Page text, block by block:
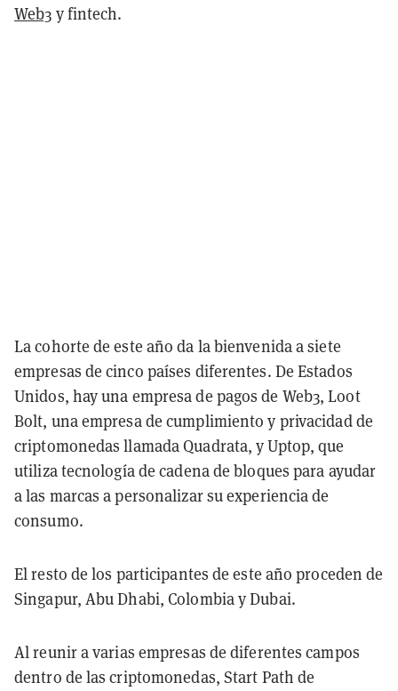
Web3 y fintech.
La cohorte de este año da la bienvenida a siete
empresas de cinco países diferentes. De Estados
Unidos, hay una empresa de pagos de Web3, Loot
Bolt, una empresa de cumplimiento y privacidad de
criptomonedas llamada Quadrata, y Uptop, que
utiliza tecnología de cadena de bloques para ayudar
a las marcas a personalizar su experiencia de
consumo.
El resto de los participantes de este año proceden de
Singapur, Abu Dhabi, Colombia y Dubai.
Al reunir a varias empresas de diferentes campos
dentro de las criptomonedas, Start Path de